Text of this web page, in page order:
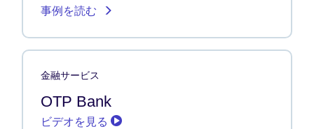
事例を読む
金融サービス
OTP Bank
ビデオを見る